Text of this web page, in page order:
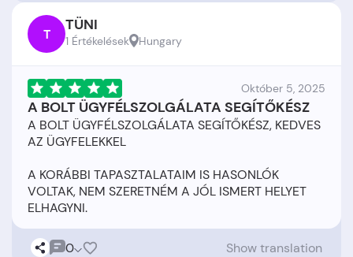
T TÜNI
1 Értékelések Hungary
Október 5, 2025
A BOLT ÜGYFÉLSZOLGÁLATA SEGÍTŐKÉSZ
A BOLT ÜGYFÉLSZOLGÁLATA SEGÍTŐKÉSZ, KEDVES
AZ ÜGYFELEKKEL
A KORÁBBI TAPASZTALATAIM IS HASONLÓK
VOLTAK, NEM SZERETNÉM A JÓL ISMERT HELYET
0 Show translation